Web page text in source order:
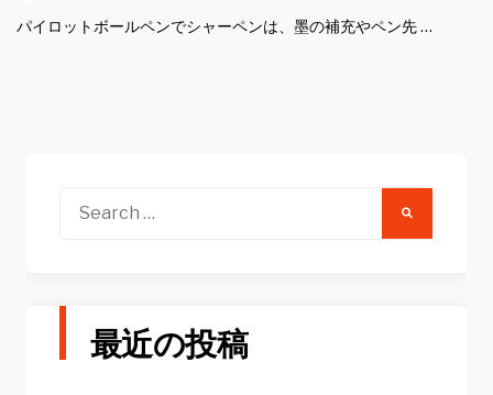
パイロットボールペンでシャーペンは、墨の補充やペン先 …
Search
最近の投稿